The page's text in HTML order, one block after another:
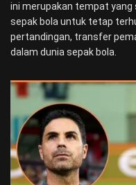
ini merupakan tempat yang
sepak bola untuk tetap
pertandingan, transfer
dalam dunia sepak bola.